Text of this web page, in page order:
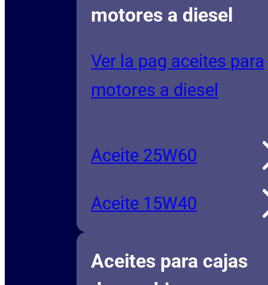
motores a diesel
Ver la pag aceites para
motores a diesel
Aceite 25W60
Aceite 15W40
Aceites para cajas